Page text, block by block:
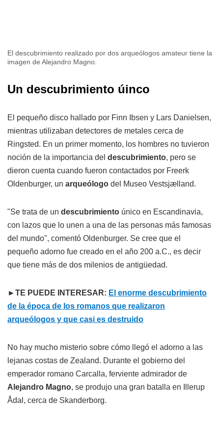
El descubrimiento realizado por dos arqueólogos amateur tiene la
imagen de Alejandro Magno.
Un descubrimiento úinco
El pequeño disco hallado por Finn Ibsen y Lars Danielsen,
mientras utilizaban detectores de metales cerca de
Ringsted. En un primer momento, los hombres no tuvieron
noción de la importancia del descubrimiento, pero se
dieron cuenta cuando fueron contactados por Freerk
Oldenburger, un arqueólogo del Museo Vestsjælland.
"Se trata de un descubrimiento único en Escandinavia,
con lazos que lo unen a una de las personas más famosas
del mundo", comentó Oldenburger. Se cree que el
pequeño adorno fue creado en el año 200 a.C., es decir
que tiene más de dos milenios de antigüedad.
►TE PUEDE INTERESAR: El enorme descubrimiento
de la época de los romanos que realizaron
arqueólogos y que casi es destruido
No hay mucho misterio sobre cómo llegó el adorno a las
lejanas costas de Zealand. Durante el gobierno del
emperador romano Carcalla, ferviente admirador de
Alejandro Magno, se produjo una gran batalla en Illerup
Ådal, cerca de Skanderborg.